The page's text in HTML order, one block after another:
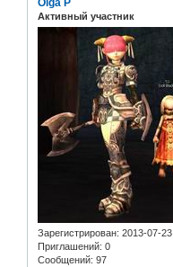
Olga P
Активный участник
Зарегистрирован: 2013-07-23
Приглашений: 0
Сообщений: 97